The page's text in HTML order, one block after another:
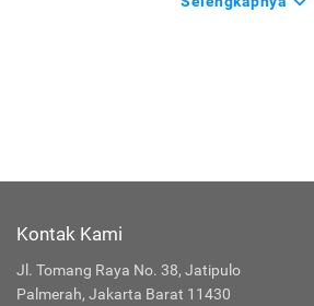
Kontak Kami
Jl. Tomang Raya No. 38, Jatipulo
Palmerah, Jakarta Barat 11430